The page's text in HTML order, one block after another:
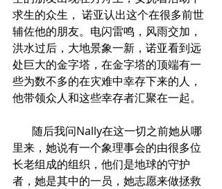
求生的众生， 诺亚认出这个在很多前世
辅佐他的朋友。电闪雷鸣，风雨交加，
洪水过后，大地景象一新，诺亚看到远
处巨大的金字塔，在金字塔的顶端有一
些为数不多的在灾难中幸存下来的人，
他带领众人和这些幸存者汇聚在一起。
随后我问Nally在这一切之前她从哪
里来，她说有一个象理事会的由很多位
长老组成的组织，他们是地球的守护
者，她是其中的一员，她志愿来做拯救